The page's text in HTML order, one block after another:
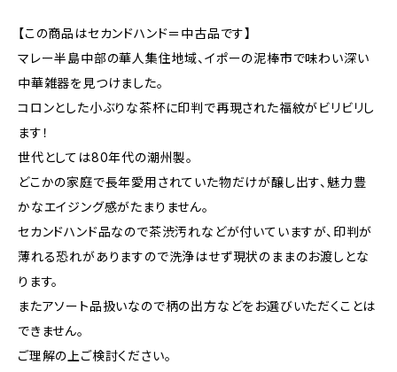
【この商品はセカンドハンド＝中古品です】
マレー半島中部の華人集住地域、イポーの泥棒市で味わい深い
中華雑器を見つけました。
コロンとした小ぶりな茶杯に印判で再現された福紋がビリビリし
ます！
世代としては80年代の潮州製。
どこかの家庭で長年愛用されていた物だけが醸し出す、魅力豊
かなエイジング感がたまりません。
セカンドハンド品なので茶渋汚れなどが付いていますが、印判が
薄れる恐れがありますので洗浄はせず現状のままのお渡しとな
ります。
またアソート品扱いなので柄の出方などをお選びいただくことは
できません。
ご理解の上ご検討ください。